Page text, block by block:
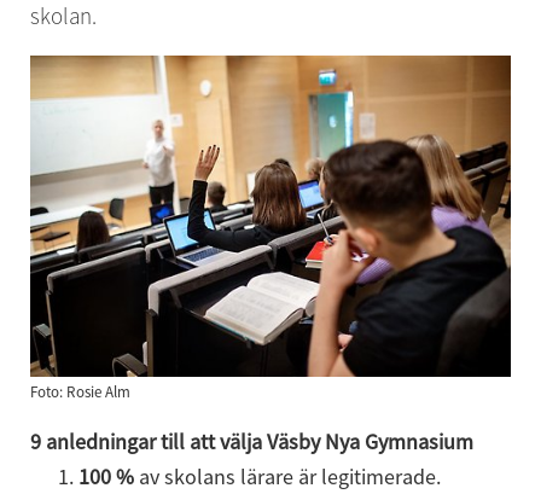
skolan.
Foto: Rosie Alm
9 anledningar till att välja Väsby Nya Gymnasium
100 % av skolans lärare är legitimerade.